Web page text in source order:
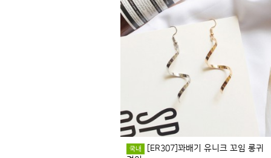
국내
[ER307]꽈배기 유니크 꼬임 롱귀